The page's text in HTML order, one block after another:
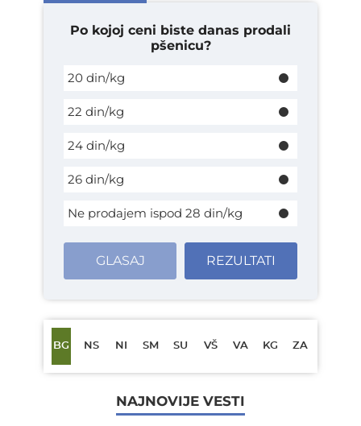
Po kojoj ceni biste danas prodali
pšenicu?
20 din/kg
22 din/kg
24 din/kg
26 din/kg
Ne prodajem ispod 28 din/kg
GLASAJ REZULTATI
BG NS NI SM SU VŠ VA KG ZA
NAJNOVIJE VESTI